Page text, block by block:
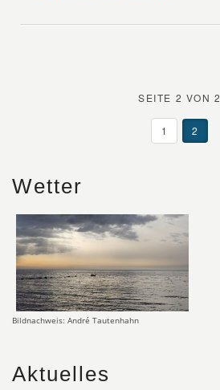
SEITE 2 VON 2
1 2
Wetter
Bildnachweis: André Tautenhahn
Aktuelles